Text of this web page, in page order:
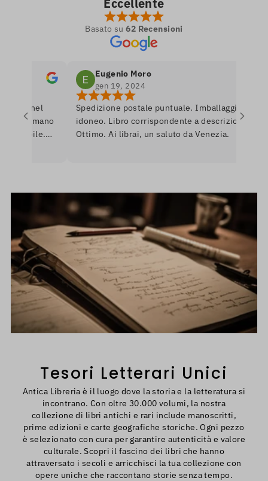
Eccellente
Basato su 62 Recensioni
si amano
Eugenio Moro
gen 19, 2024
Spedizione postale puntuale. Imballaggio
idoneo. Libro corrispondente a descrizione.
Ottimo. Ai librai, un saluto da Venezia.
Tesori Letterari Unici
Antica Libreria è il luogo dove la storia e la letteratura si
incontrano. Con oltre 30.000 volumi, la nostra
collezione di libri antichi e rari include manoscritti,
prime edizioni e carte geografiche storiche. Ogni pezzo
è selezionato con cura per garantire autenticità e valore
culturale. Scopri il fascino dei libri che hanno
attraversato i secoli e arricchisci la tua collezione con
opere uniche che raccontano storie senza tempo.